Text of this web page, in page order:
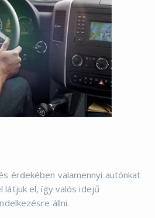
érdekében valamennyi autónkat
el, így valós idejű
állni.